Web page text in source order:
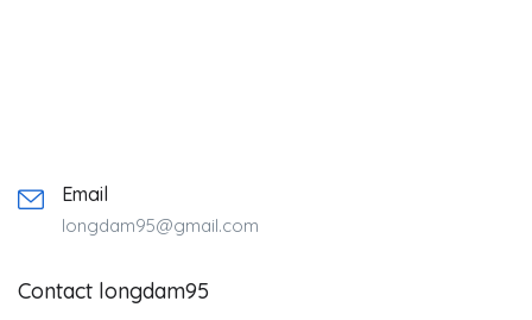
Email
longdam95@gmail.com
Contact longdam95